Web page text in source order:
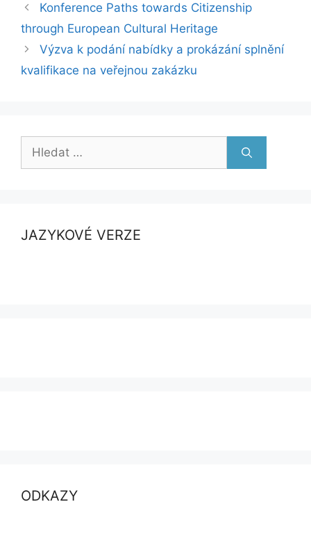
Konference Paths towards Citizenship
through European Cultural Heritage
Výzva k podání nabídky a prokázání splnění
kvalifikace na veřejnou zakázku
Hledat:
JAZYKOVÉ VERZE
ODKAZY